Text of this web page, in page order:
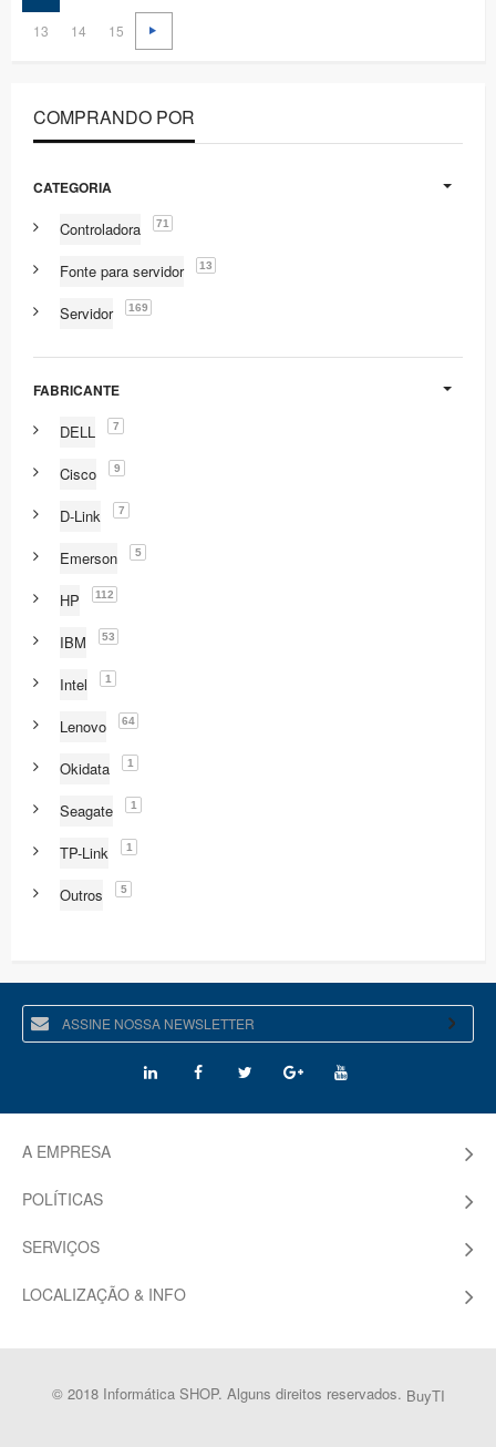
13
14 15
COMPRANDO POR
CATEGORIA
Controladora 71
Fonte para servidor 13
Servidor 169
FABRICANTE
DELL 7
Cisco 9
D-Link 7
Emerson 5
HP 112
IBM 53
Intel 1
Lenovo 64
Okidata 1
Seagate 1
TP-Link 1
Outros 5
A EMPRESA
POLÍTICAS
SERVIÇOS
LOCALIZAÇÃO & INFO
© 2018 Informática SHOP. Alguns direitos reservados. BuyTI